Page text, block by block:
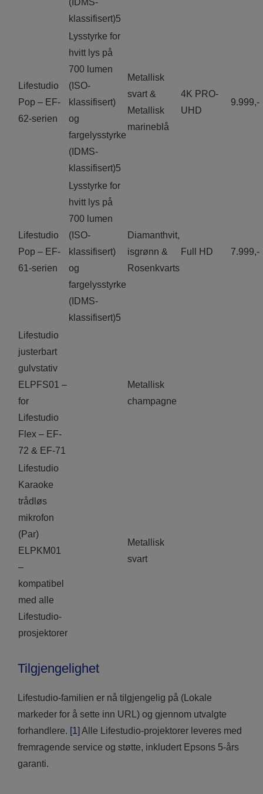
klassifisert)5
Lifestudio
Pop – EF-
62-serien
Lysstyrke for
hvitt lys på
700 lumen
(ISO-
klassifisert)
og
fargelysstyrke
(IDMS-
klassifisert)5
Metallisk
svart &
Metallisk
marineblå
4K PRO-
UHD
9.999,-
Lifestudio
Pop – EF-
61-serien
Lysstyrke for
hvitt lys på
700 lumen
(ISO-
klassifisert)
og
fargelysstyrke
(IDMS-
klassifisert)5
Diamanthvit,
isgrønn &
Rosenkvarts
Full HD 7.999,-
Lifestudio
justerbart
gulvstativ
ELPFS01 –
for
Lifestudio
Flex – EF-
72 & EF-71
Metallisk
champagne
Lifestudio
Karaoke
trådløs
mikrofon
(Par)
ELPKM01
–
kompatibel
med alle
Lifestudio-
prosjektorer
Metallisk
svart
Tilgjengelighet
Lifestudio-familien er nå tilgjengelig på (Lokale
markeder for å sette inn URL) og gjennom utvalgte
forhandlere. [1] Alle Lifestudio-projektorer leveres med
fremragende service og støtte, inkludert Epsons 5-års
garanti.